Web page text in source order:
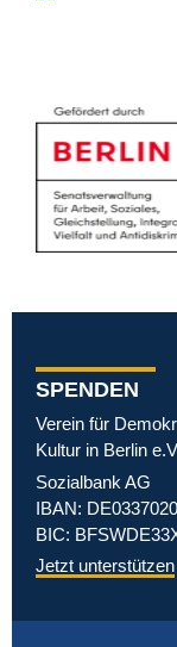
SPENDEN
Verein für
Kultur in Berlin
Sozialbank AG
IBAN:
BIC:
Jetzt unterstützen